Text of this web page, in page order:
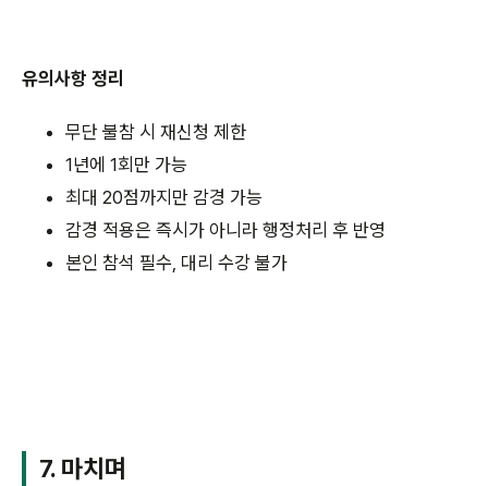
유의사항 정리
무단 불참 시 재신청 제한
1년에 1회만 가능
최대 20점까지만 감경 가능
감경 적용은 즉시가 아니라 행정처리 후 반영
본인 참석 필수, 대리 수강 불가
7. 마치며